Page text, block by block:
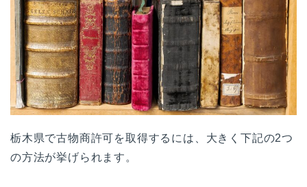
栃木県で古物商許可を取得するには、大きく下記の2つ
の方法が挙げられます。